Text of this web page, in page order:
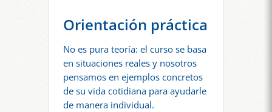
Orientación práctica
No es pura teoría: el curso se basa
en situaciones reales y nosotros
pensamos en ejemplos concretos
de su vida cotidiana para ayudarle
de manera individual.